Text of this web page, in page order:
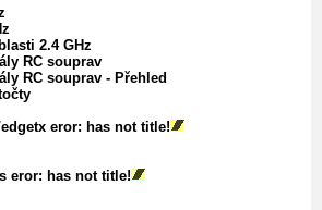
2.4 GHz
RC souprav
RC souprav - Přehled
eror: has not title!
eror: has not title!